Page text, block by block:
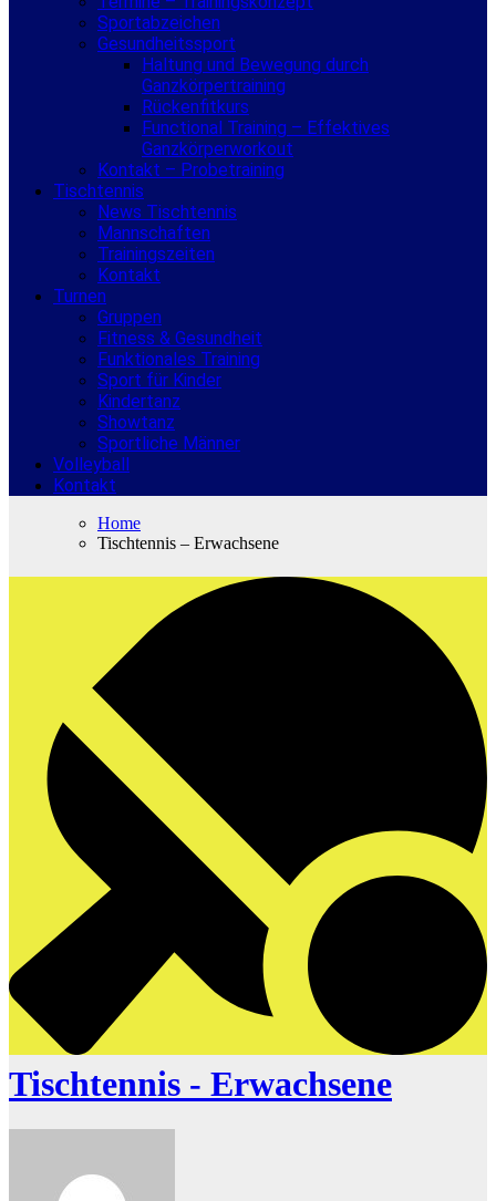
Sportabzeichen
Gesundheitssport
Haltung und Bewegung durch
Ganzkörpertraining
Rückenfitkurs
Functional Training – Effektives
Ganzkörperworkout
Kontakt – Probetraining
Tischtennis
News Tischtennis
Mannschaften
Trainingszeiten
Kontakt
Turnen
Gruppen
Fitness & Gesundheit
Funktionales Training
Sport für Kinder
Kindertanz
Showtanz
Sportliche Männer
Volleyball
Kontakt
Home
Tischtennis – Erwachsene
Tischtennis - Erwachsene